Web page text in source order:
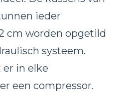
ieder
cm worden opgetild
systeem.
er in elke
een compressor.